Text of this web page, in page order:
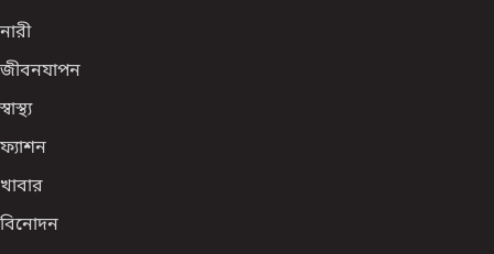
নারী
জীবনযাপন
স্বাস্থ্য
ফ্যাশন
খাবার
বিনোদন